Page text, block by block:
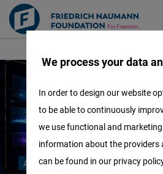
ke
utama
Naumann-
Stiftung
für
die
Freiheit
AI RACE
We process your data
In order to design our website
to be able to continuously
we use functional and
information about the providers
can be found in our privacy